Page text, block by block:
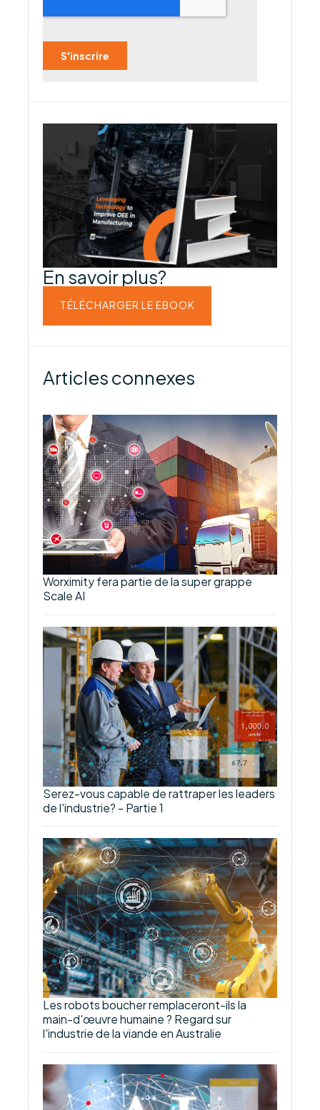
En savoir plus?
TÉLÉCHARGER LE EBOOK
Articles connexes
Worximity fera partie de la super grappe
Scale AI
Serez-vous capable de rattraper les leaders
de l'industrie? - Partie 1
Les robots boucher remplaceront-ils la
main-d'œuvre humaine ? Regard sur
l'industrie de la viande en Australie